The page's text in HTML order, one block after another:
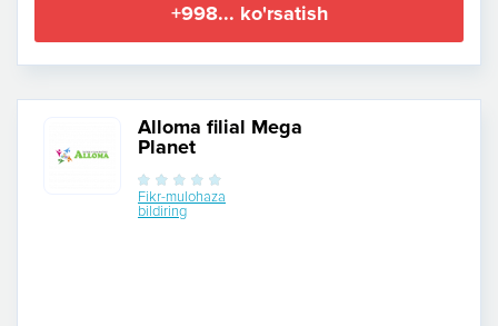
+998... ko'rsatish
Alloma filial Mega
Planet
Fikr-mulohaza
bildiring